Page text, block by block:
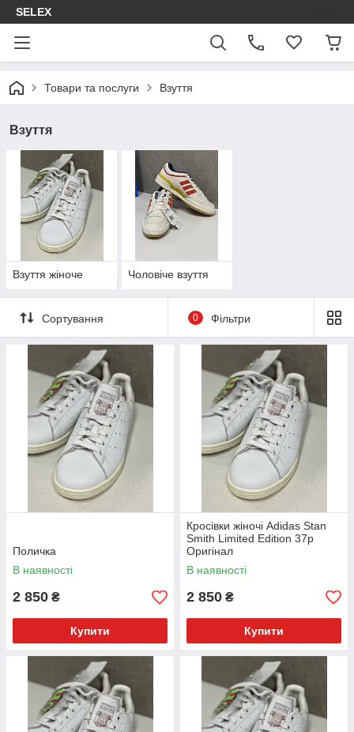
SELEX
Товари та послуги Взуття
Взуття
Взуття жіноче Чоловіче взуття
Сортування 0 Фільтри
Поличка
В наявності
2 850 ₴
Купити
Кросівки жіночі Adidas Stan
Smith Limited Edition 37р
Оригінал
В наявності
2 850 ₴
Купити